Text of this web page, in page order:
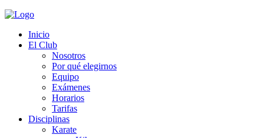
Inicio
El Club
Nosotros
Por qué elegirnos
Equipo
Exámenes
Horarios
Tarifas
Disciplinas
Karate